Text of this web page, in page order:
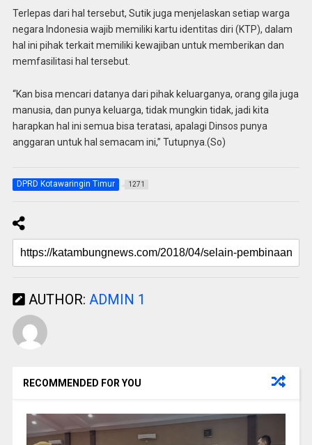
Terlepas dari hal tersebut, Sutik juga menjelaskan setiap warga
negara Indonesia wajib memiliki kartu identitas diri (KTP), dalam
hal ini pihak terkait memiliki kewajiban untuk memberikan dan
memfasilitasi hal tersebut.
“Kan bisa mencari datanya dari pihak keluarganya, orang gila juga
manusia, dan punya keluarga, tidak mungkin tidak, jadi kita
harapkan hal ini semua bisa teratasi, apalagi Dinsos punya
anggaran untuk hal semacam ini,” Tutupnya.(So)
DPRD Kotawaringin Timur 1271
AUTHOR: ADMIN 1
RECOMMENDED FOR YOU